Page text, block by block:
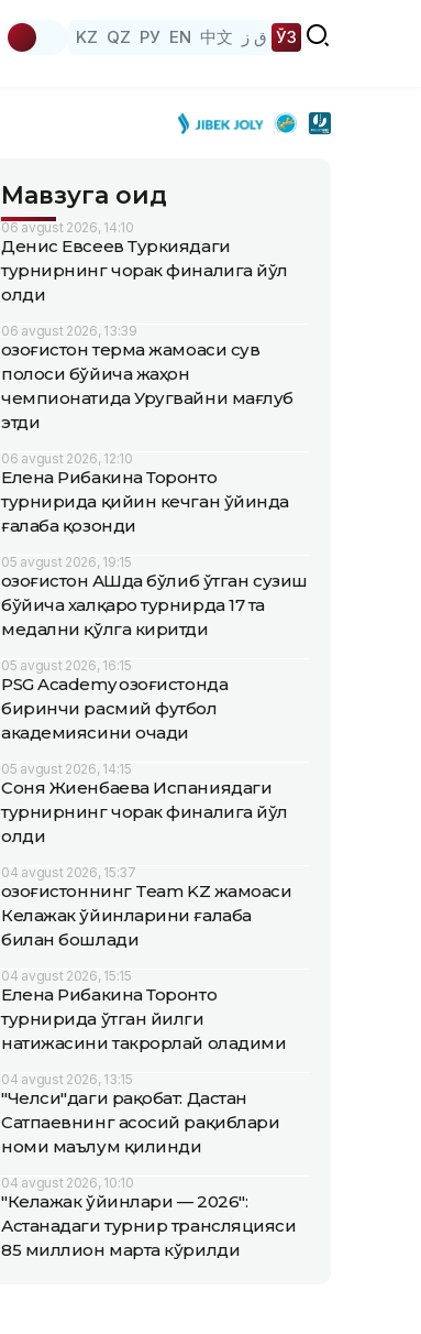
KZ QZ РУ EN 中文 ق ز ЎЗ
Мавзуга оид
06 avgust 2026, 14:10
Денис Евсеев Туркиядаги
турнирнинг чорак финалига йўл
олди
06 avgust 2026, 13:39
Қозоғистон терма жамоаси сув
полоси бўйича жаҳон
чемпионатида Уругвайни мағлуб
этди
06 avgust 2026, 12:10
Елена Рибакина Торонто
турнирида қийин кечган ўйинда
ғалаба қозонди
05 avgust 2026, 19:15
Қозоғистон АҚШда бўлиб ўтган сузиш
бўйича халқаро турнирда 17 та
медални қўлга киритди
05 avgust 2026, 16:15
PSG Academy Қозоғистонда
биринчи расмий футбол
академиясини очади
05 avgust 2026, 14:15
Соня Жиенбаева Испаниядаги
турнирнинг чорак финалига йўл
олди
04 avgust 2026, 15:37
Қозоғистоннинг Team KZ жамоаси
Келажак ўйинларини ғалаба
билан бошлади
04 avgust 2026, 15:15
Елена Рибакина Торонто
турнирида ўтган йилги
натижасини такрорлай оладими
04 avgust 2026, 13:15
"Челси"даги рақобат: Дастан
Сатпаевнинг асосий рақиблари
номи маълум қилинди
04 avgust 2026, 10:10
"Келажак ўйинлари — 2026":
Астанадаги турнир трансляцияси
85 миллион марта кўрилди